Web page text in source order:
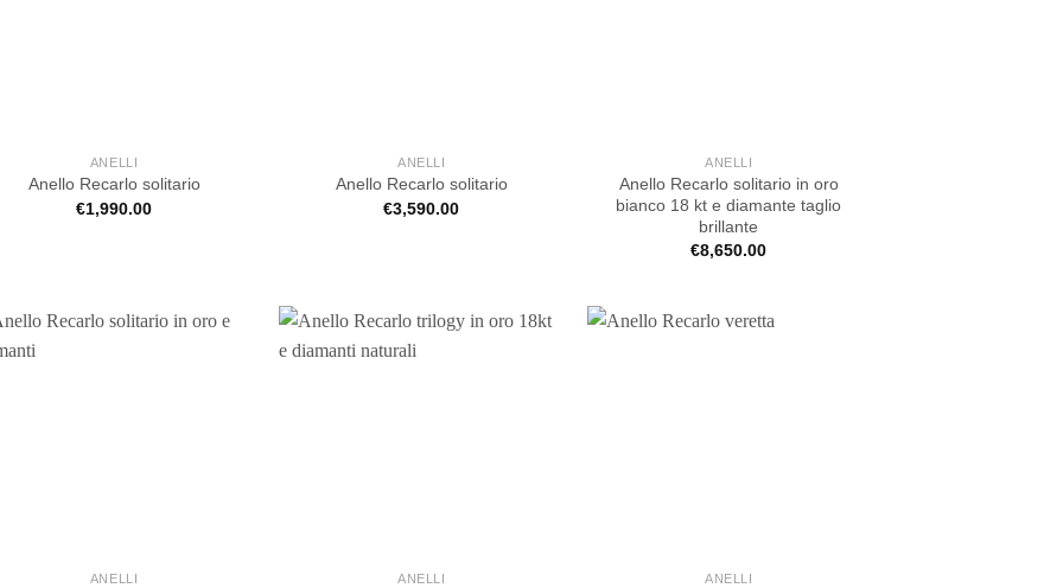
ANELLI
Anello Recarlo solitario
€1,990.00
ANELLI
Anello Recarlo solitario
€3,590.00
ANELLI
Anello Recarlo solitario in oro
bianco 18 kt e diamante taglio
brillante
€8,650.00
ANELLI ANELLI ANELLI